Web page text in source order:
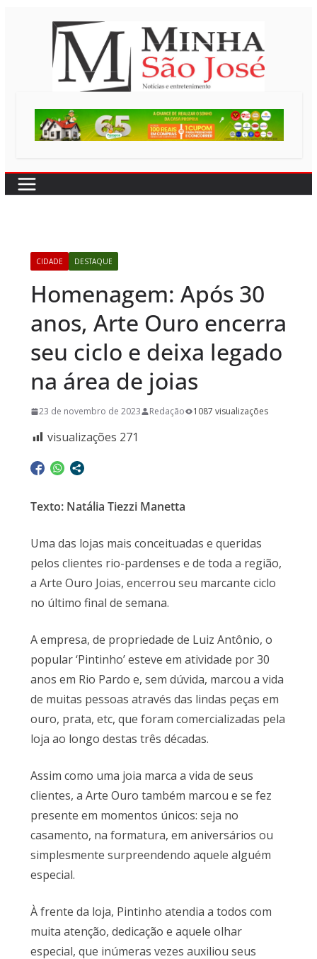
CIDADE DESTAQUE
Homenagem: Após 30
anos, Arte Ouro encerra
seu ciclo e deixa legado
na área de joias
23 de novembro de 2023 Redação 1087 visualizações
visualizações 271
Texto: Natália Tiezzi Manetta
Uma das lojas mais conceituadas e queridas
pelos clientes rio-pardenses e de toda a região,
a Arte Ouro Joias, encerrou seu marcante ciclo
no último final de semana.
A empresa, de propriedade de Luiz Antônio, o
popular ‘Pintinho’ esteve em atividade por 30
anos em Rio Pardo e, sem dúvida, marcou a vida
de muitas pessoas através das lindas peças em
ouro, prata, etc, que foram comercializadas pela
loja ao longo destas três décadas.
Assim como uma joia marca a vida de seus
clientes, a Arte Ouro também marcou e se fez
presente em momentos únicos: seja no
casamento, na formatura, em aniversários ou
simplesmente surpreendendo aquele alguém
especial.
À frente da loja, Pintinho atendia a todos com
muita atenção, dedicação e aquele olhar
especial, que inúmeras vezes auxiliou seus